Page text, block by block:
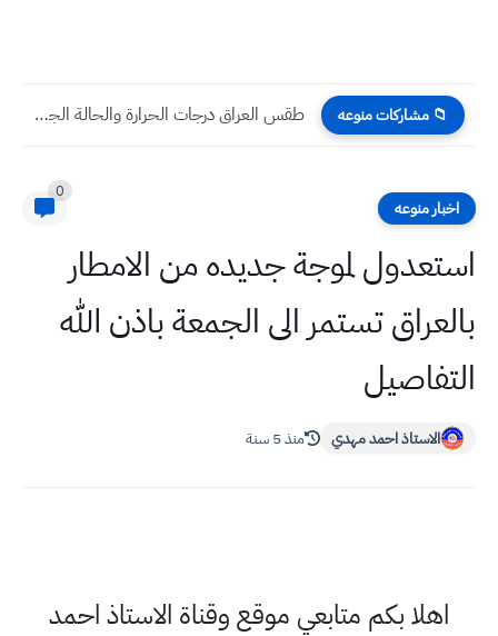
📁 مشاركات منوعه طقس العراق درجات الحرارة والحالة الجوية اول ايام سنة 2023...
اخبار منوعه
0
استعدول لموجة جديده من الامطار
بالعراق تستمر الى الجمعة باذن الله
التفاصيل
الاستاذ احمد مهدي منذ 5 سنة
اهلا بكم متابعي موقع وقناة الاستاذ احمد